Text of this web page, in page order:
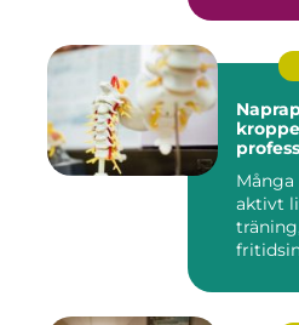
aktivt